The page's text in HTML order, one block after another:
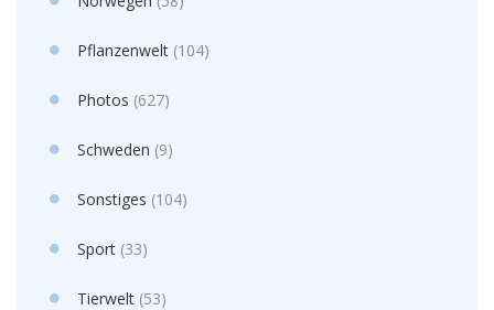
Pflanzenwelt (104)
Photos (627)
Schweden (9)
Sonstiges (104)
Sport (33)
Tierwelt (53)